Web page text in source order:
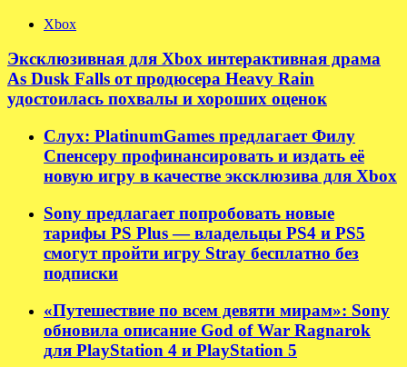
Xbox
Эксклюзивная для Xbox интерактивная драма
As Dusk Falls от продюсера Heavy Rain
удостоилась похвалы и хороших оценок
Слух: PlatinumGames предлагает Филу
Спенсеру профинансировать и издать её
новую игру в качестве эксклюзива для Xbox
Sony предлагает попробовать новые
тарифы PS Plus — владельцы PS4 и PS5
смогут пройти игру Stray бесплатно без
подписки
«Путешествие по всем девяти мирам»: Sony
обновила описание God of War Ragnarok
для PlayStation 4 и PlayStation 5